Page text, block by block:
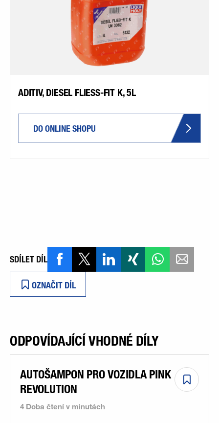
ADITIV, DIESEL FLIESS-FIT K, 5L
DO ONLINE SHOPU
SDÍLET DÍL
OZNAČIT DÍL
ODPOVÍDAJÍCÍ VHODNÉ DÍLY
4 Doba čtení v minutách
AUTOŠAMPON PRO VOZIDLA PINK
REVOLUTION